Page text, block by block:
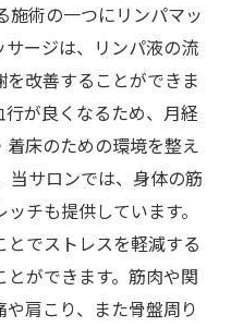
施術の一つにリンパマッ
ージは、リンパ液の流
改善することができま
が良くなるため、月経
床のための環境を整え
当サロンでは、身体の筋
チも提供しています。
でストレスを軽減する
ができます。筋肉や関
肩こり、また骨盤周り